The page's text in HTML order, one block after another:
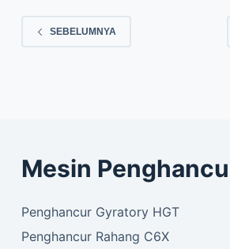
SEBELUMNYA
Mesin
Penghancur Gyratory HGT
Penghancur Rahang C6X